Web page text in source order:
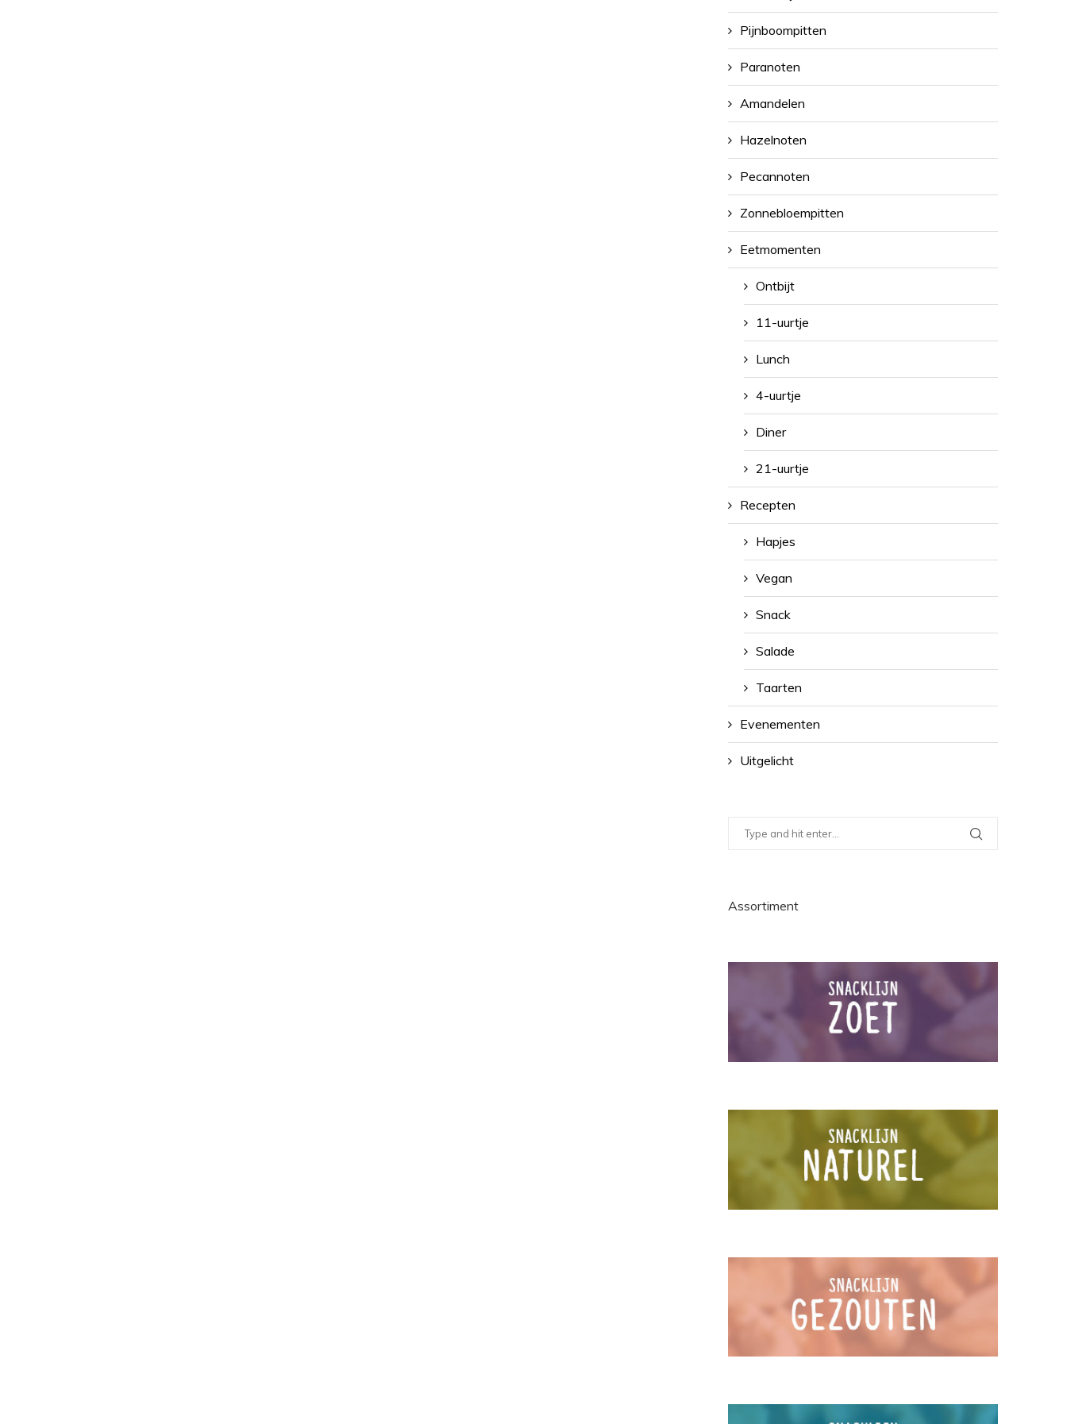
Pijnboompitten
Paranoten
Amandelen
Hazelnoten
Pecannoten
Zonnebloempitten
Eetmomenten
Ontbijt
11-uurtje
Lunch
4-uurtje
Diner
21-uurtje
Recepten
Hapjes
Vegan
Snack
Salade
Taarten
Evenementen
Uitgelicht
Assortiment